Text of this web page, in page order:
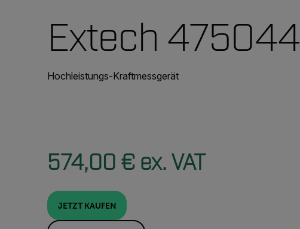
Extech 475044
Hochleistungs-Kraftmessgerät
574,00 € ex. VAT
JETZT KAUFEN